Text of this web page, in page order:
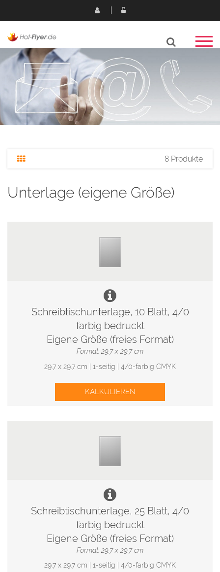
8 Produkte
Unterlage (eigene Größe)
Schreibtischunterlage, 10 Blatt, 4/0
farbig bedruckt
Eigene Größe (freies Format)
Format: 29.7 x 29.7 cm
29.7 x 29.7 cm | 1-seitig | 4/0-farbig CMYK
KALKULIEREN
Schreibtischunterlage, 25 Blatt, 4/0
farbig bedruckt
Eigene Größe (freies Format)
Format: 29.7 x 29.7 cm
29.7 x 29.7 cm | 1-seitig | 4/0-farbig CMYK